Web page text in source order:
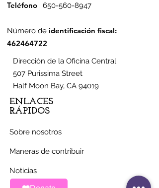
Teléfono : 650-560-8947
Número de identificación fiscal:
462464722
Dirección de la Oficina Central
507 Purissima Street
Half Moon Bay, CA 94019
ENLACES
RÁPIDOS
Sobre nosotros
Maneras de contribuir
Noticias